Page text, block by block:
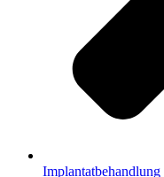
Implantatbehandlung